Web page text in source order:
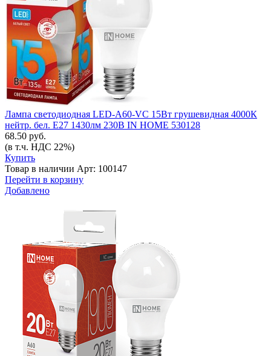
Лампа светодиодная LED-A60-VC 15Вт грушевидная 4000К
нейтр. бел. E27 1430лм 230В IN HOME 530128
68.50 руб.
(в т.ч. НДС 22%)
Купить
Товар в наличии Арт: 100147
Перейти в корзину
Добавлено